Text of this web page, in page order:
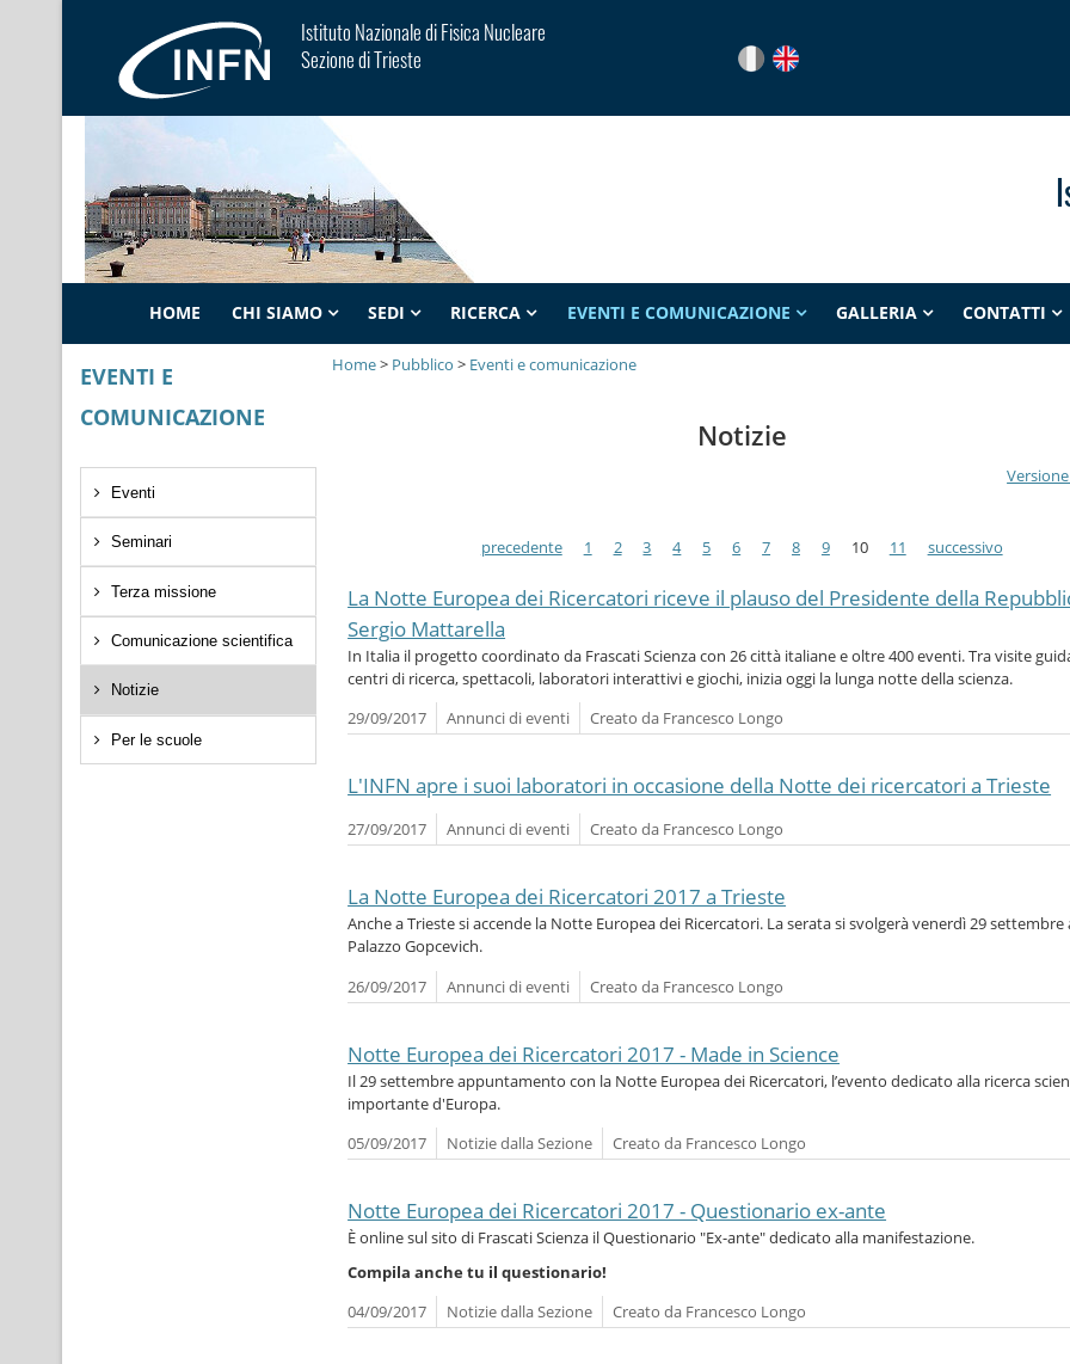
Istituto Nazionale di Fisica Nucleare
Sezione di Trieste
HOME CHI SIAMO SEDI RICERCA EVENTI E COMUNICAZIONE GALLERIA CONTATTI
EVENTI E
COMUNICAZIONE
Eventi
Seminari
Terza missione
Comunicazione scientifica
Notizie
Per le scuole
Home> Pubblico > Eventi e comunicazione
Notizie
precedente 1 2 3 4 5 6 7 8 9 10 11 successivo
La Notte Europea dei Ricercatori riceve il plauso del Presidente della
Sergio Mattarella
In Italia il progetto coordinato da Frascati Scienza con 26 città italiane e oltre 400 eventi. Tra visite
centri di ricerca, spettacoli, laboratori interattivi e giochi, inizia oggi la lunga notte della scienza.
29/09/2017
Annunci di eventi Creato da Francesco Longo
L'INFN apre i suoi laboratori in occasione della Notte dei ricercatori a Trieste
27/09/2017 Annunci di eventi Creato da Francesco Longo
La Notte Europea dei Ricercatori 2017 a Trieste
Anche a Trieste si accende la Notte Europea dei Ricercatori. La serata si svolgerà venerdì 29 settembre
Palazzo Gopcevich.
26/09/2017
Annunci di eventi Creato da Francesco Longo
Notte Europea dei Ricercatori 2017 - Made in Science
Il 29 settembre appuntamento con la Notte Europea dei Ricercatori, l’evento dedicato alla ricerca
importante d'Europa.
05/09/2017
Notizie dalla Sezione Creato da Francesco Longo
Notte Europea dei Ricercatori 2017 - Questionario ex-ante
È online sul sito di Frascati Scienza il Questionario "Ex-ante" dedicato alla manifestazione.
Compila anche tu il questionario!
04/09/2017
Notizie dalla Sezione Creato da Francesco Longo